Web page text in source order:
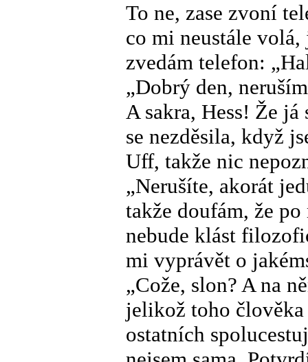
To ne, zase zvoní
co mi neustále
zvedám telefon:
„Dobrý den,
A sakra, Hess! Že já
se nezděsila, když
Uff, takže nic
„Nerušíte, akorát
takže doufám, že
nebude klást
mi vyprávět o
„Cože, slon? A na
jelikož toho
ostatních